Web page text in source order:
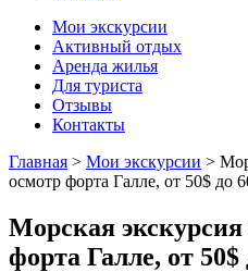
Мои экскурсии
Активный отдых
Аренда жилья
Для туриста
Отзывы
Контакты
Главная > Мои экскурсии >
осмотр форта Галле, от 50$ до
Морская
форта Галле, от 50$